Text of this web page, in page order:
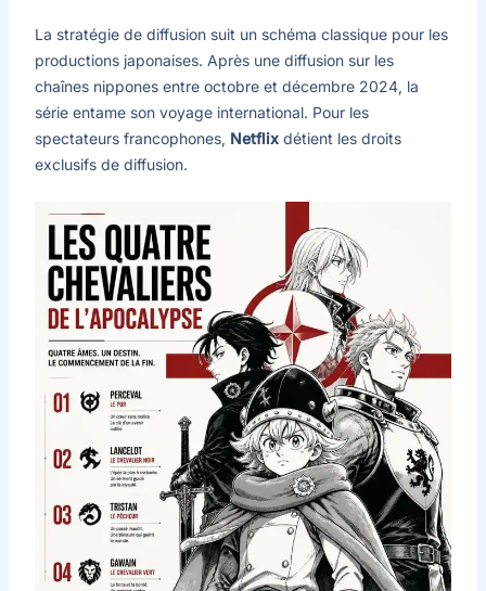
La stratégie de diffusion suit un schéma classique pour les
productions japonaises. Après une diffusion sur les
chaînes nippones entre octobre et décembre 2024, la
série entame son voyage international. Pour les
spectateurs francophones, Netflixdétient les droits
exclusifs de diffusion.